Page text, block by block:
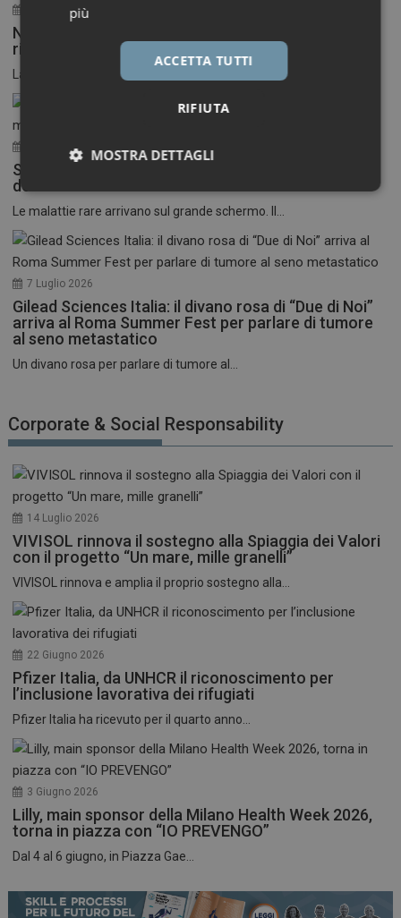
30 Luglio 2026
Neuroinfiammazione, fino a 50 mila euro per
ricercatori under 40
La Fondazione Francesco della Valle ETS apre le...
17 Luglio 2026
Stati Uniti: nasce il primo festival del cinema
dedicato alle malattie rare
Le malattie rare arrivano sul grande schermo. Il...
7 Luglio 2026
Gilead Sciences Italia: il divano rosa di “Due di Noi”
arriva al Roma Summer Fest per parlare di tumore
al seno metastatico
Un divano rosa per parlare di tumore al...
Corporate & Social Responsability
14 Luglio 2026
VIVISOL rinnova il sostegno alla Spiaggia dei Valori
con il progetto “Un mare, mille granelli”
VIVISOL rinnova e amplia il proprio sostegno alla...
22 Giugno 2026
Pfizer Italia, da UNHCR il riconoscimento per
l’inclusione lavorativa dei rifugiati
Pfizer Italia ha ricevuto per il quarto anno...
3 Giugno 2026
Lilly, main sponsor della Milano Health Week 2026,
torna in piazza con “IO PREVENGO”
Dal 4 al 6 giugno, in Piazza Gae...
più
ACCETTA TUTTI
RIFIUTA
MOSTRA DETTAGLI
Necessari Marketing
Necessari Marketing
sito web abilitandone funzionalità di base quali la
NOME
FORNITORE / DOMINIO
.dailyhealthindustry.it
mese
ARRAffinitySameSite
Microsoft Corporation
Sessione